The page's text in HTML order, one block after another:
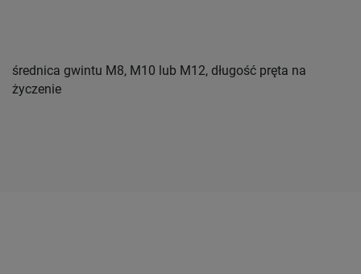
średnica gwintu M8, M10 lub M12, długość pręta na
życzenie